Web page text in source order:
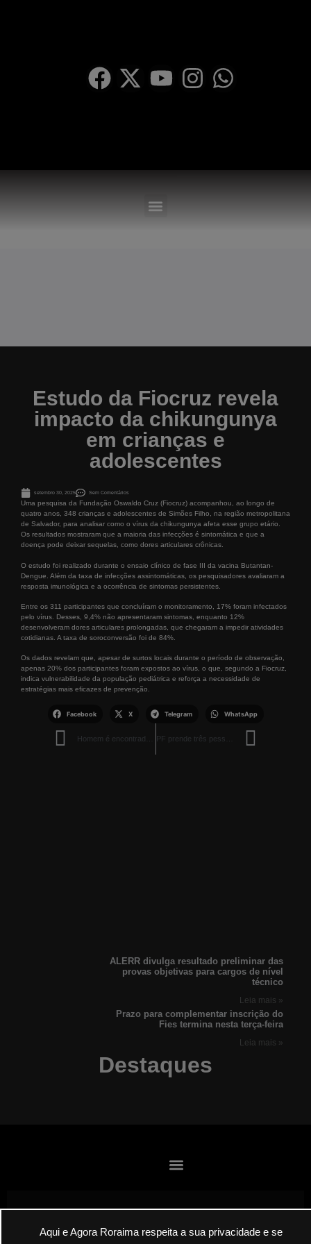
Aqui e Agora Roraima respeita a sua privacidade e se
Estudo da Fiocruz revela
impacto da chikungunya
em crianças e
adolescentes
setembro 30, 2025 Sem Comentários
Uma pesquisa da Fundação Oswaldo Cruz (Fiocruz) acompanhou, ao longo de
quatro anos, 348 crianças e adolescentes de Simões Filho, na região metropolitana
de Salvador, para analisar como o vírus da chikungunya afeta esse grupo etário.
Os resultados mostraram que a maioria das infecções é sintomática e que a
doença pode deixar sequelas, como dores articulares crônicas.
O estudo foi realizado durante o ensaio clínico de fase III da vacina Butantan-
Dengue. Além da taxa de infecções assintomáticas, os pesquisadores avaliaram a
resposta imunológica e a ocorrência de sintomas persistentes.
Entre os 311 participantes que concluíram o monitoramento, 17% foram infectados
pelo vírus. Desses, 9,4% não apresentaram sintomas, enquanto 12%
desenvolveram dores articulares prolongadas, que chegaram a impedir atividades
cotidianas. A taxa de soroconversão foi de 84%.
Os dados revelam que, apesar de surtos locais durante o período de observação,
apenas 20% dos participantes foram expostos ao vírus, o que, segundo a Fiocruz,
indica vulnerabilidade da população pediátrica e reforça a necessidade de
estratégias mais eficazes de prevenção.
Facebook X Telegram WhatsApp
Destaques
ALERR divulga resultado preliminar das
provas objetivas para cargos de nível
técnico
Leia mais »
Prazo para complementar inscrição do
Fies termina nesta terça-feira
Leia mais »
Envie suas denúncias por E-mail